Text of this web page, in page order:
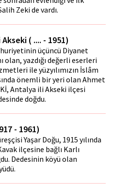
Zeki de vardı.
( .... - 1951)
üçüncü Diyanet
olan, yazdığı değerli eserleri
ile yüzyılımızın İslâm
önemli bir yeri olan Ahmet
Antalya ili Akseki ilçesi
doğdu.
- 1961)
Yaşar Doğu, 1915 yılında
ilçesine bağlı Karlı
Dedesinin köyü olan